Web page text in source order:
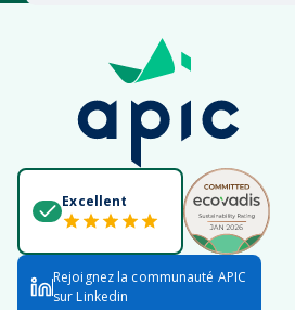
Excellent
Rejoignez la communauté APIC
sur Linkedin